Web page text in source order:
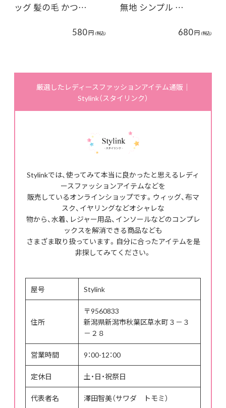
ッグ 髪の毛 かつ…
580円 (税込)
無地 シンプル …
680円 (税込)
厳選したレディースファッションアイテム通販｜
Stylink（スタイリンク）
Stylinkでは、使ってみて本当に良かったと思えるレディ
ースファッションアイテムなどを
販売しているオンラインショップです。ウィッグ、布マ
スク、イヤリングなどオシャレな
物から、水着、レジャー用品、インソールなどのコンプレ
ックスを解消できる商品なども
さまざま取り扱っています。自分に合ったアイテムを是
非探してみてください。
屋号 Stylink
住所
〒9560833
新潟県新潟市秋葉区草水町３－３
－２８
営業時間 9：00-12：00
定休日 土・日・祝祭日
代表者名 澤田智美（サワダ トモミ）